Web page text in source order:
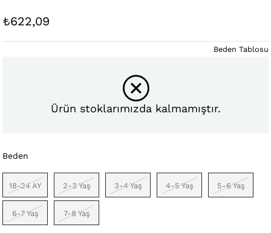
₺622,09
Ürün stoklarımızda kalmamıştır.
Beden
18-24 AY 2-3 Yaş 3-4 Yaş 4-5 Yaş 5-6 Yaş
6-7 Yaş 7-8 Yaş
Beden Tablosu